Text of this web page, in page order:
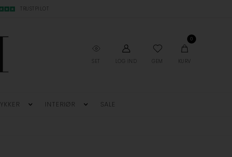
TRUSTPILOT
SET LOG IND GEM
0
KURV
INTERIØR SALE